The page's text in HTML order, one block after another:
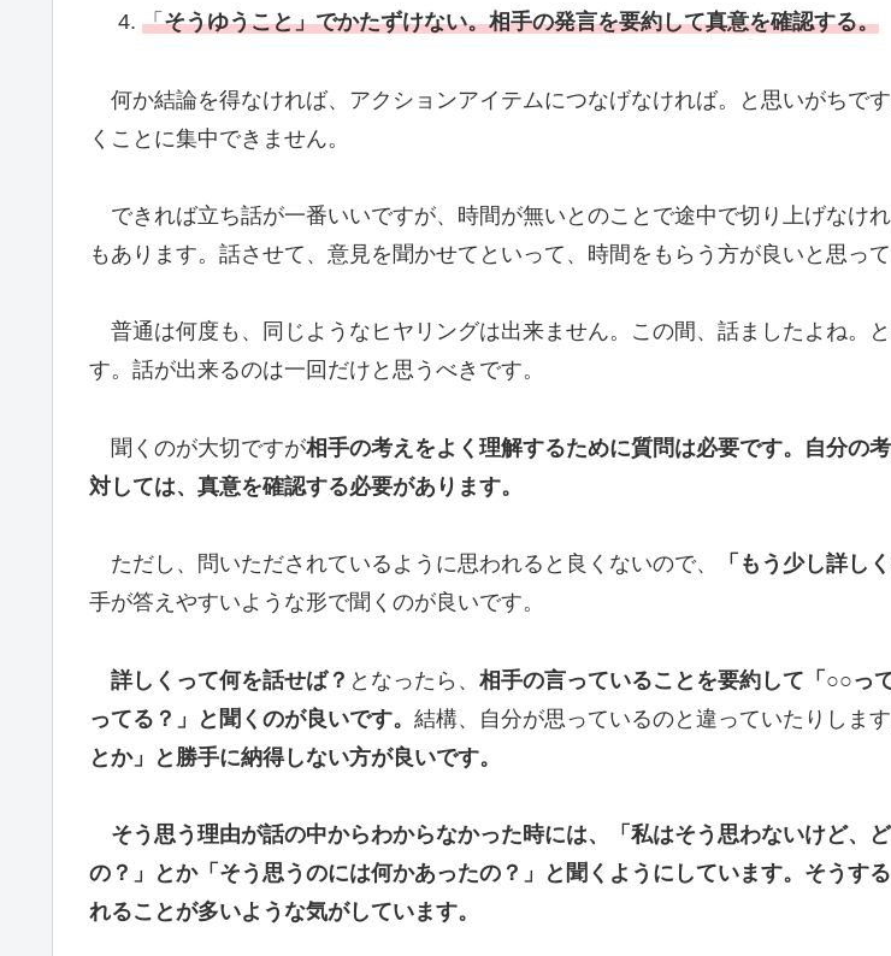
「そうゆうこと」でかたずけない。相手の発言を要約して真意を確認する。
何か結論を得なければ、アクションアイテムにつなげなければ。と思いがちで
くことに集中できません。
できれば立ち話が一番いいですが、時間が無いとのことで途中で切り上げなけ
もあります。話させて、意見を聞かせてといって、時間をもらう方が良いと思って
普通は何度も、同じようなヒヤリングは出来ません。この間、話ましたよね。
す。話が出来るのは一回だけと思うべきです。
聞くのが大切ですが相手の考えをよく理解するために質問は必要です。自分の
対しては、真意を確認する必要があります。
ただし、問いただされているように思われると良くないので、 「もう少し詳し
手が答えやすいような形で聞くのが良いです。
詳しくって何を話せば？ となったら、 相手の言っていることを要約して「○○っ
ってる？」と聞くのが良いです。 結構、自分が思っているのと違っていたりします
とか」と勝手に納得しない方が良いです。
そう思う理由が話の中からわからなかった時には、「私はそう思わないけど、
の？」とか「そう思うのには何かあったの？」と聞くようにしています。そうす
れることが多いような気がしています。